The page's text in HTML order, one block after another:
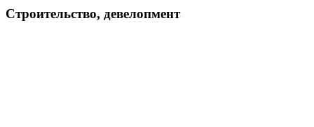
Строительство, девелопмент